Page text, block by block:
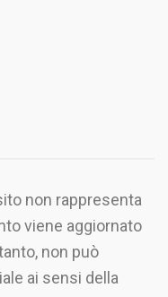
non rappresenta
viene aggiornato
non può
ai sensi della